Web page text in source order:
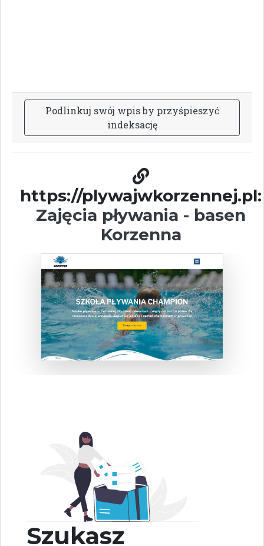
Podlinkuj swój wpisby przyśpieszyć
indeksację
https://plywajwkorzennej.pl:
Zajęcia pływania - basen
Korzenna
Szukasz